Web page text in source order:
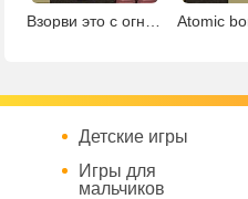
Детские игры
Игры для
мальчиков